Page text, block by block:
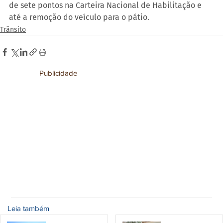
de sete pontos na Carteira Nacional de Habilitação e
até a remoção do veículo para o pátio.
Trânsito
Publicidade
Leia também